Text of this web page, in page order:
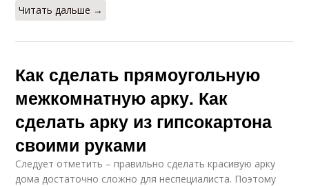
Читать дальше →
Как сделать прямоугольную
межкомнатную арку. Как
сделать арку из гипсокартона
своими руками
Следует отметить – правильно сделать красивую арку
дома достаточно сложно для неспециалиста. Поэтому